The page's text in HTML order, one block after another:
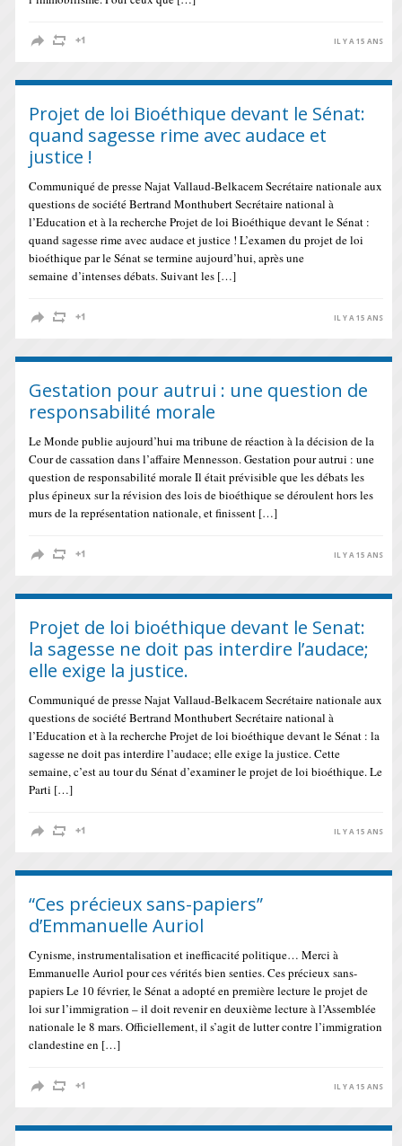
IL Y A 15 ANS
Projet de loi Bioéthique devant le Sénat:
quand sagesse rime avec audace et
justice !
Communiqué de presse Najat Vallaud-Belkacem Secrétaire nationale aux
questions de société Bertrand Monthubert Secrétaire national à
l’Education et à la recherche Projet de loi Bioéthique devant le Sénat :
quand sagesse rime avec audace et justice ! L’examen du projet de loi
bioéthique par le Sénat se termine aujourd’hui, après une
semaine d’intenses débats. Suivant les […]
IL Y A 15 ANS
Gestation pour autrui : une question de
responsabilité morale
Le Monde publie aujourd’hui ma tribune de réaction à la décision de la
Cour de cassation dans l’affaire Mennesson. Gestation pour autrui : une
question de responsabilité morale Il était prévisible que les débats les
plus épineux sur la révision des lois de bioéthique se déroulent hors les
murs de la représentation nationale, et finissent […]
IL Y A 15 ANS
Projet de loi bioéthique devant le Senat:
la sagesse ne doit pas interdire l’audace;
elle exige la justice.
Communiqué de presse Najat Vallaud-Belkacem Secrétaire nationale aux
questions de société Bertrand Monthubert Secrétaire national à
l’Education et à la recherche Projet de loi bioéthique devant le Sénat : la
sagesse ne doit pas interdire l’audace; elle exige la justice. Cette
semaine, c’est au tour du Sénat d’examiner le projet de loi bioéthique. Le
Parti […]
IL Y A 15 ANS
“Ces précieux sans-papiers”
d’Emmanuelle Auriol
Cynisme, instrumentalisation et inefficacité politique… Merci à
Emmanuelle Auriol pour ces vérités bien senties. Ces précieux sans-
papiers Le 10 février, le Sénat a adopté en première lecture le projet de
loi sur l’immigration – il doit revenir en deuxième lecture à l’Assemblée
nationale le 8 mars. Officiellement, il s’agit de lutter contre l’immigration
clandestine en […]
IL Y A 15 ANS